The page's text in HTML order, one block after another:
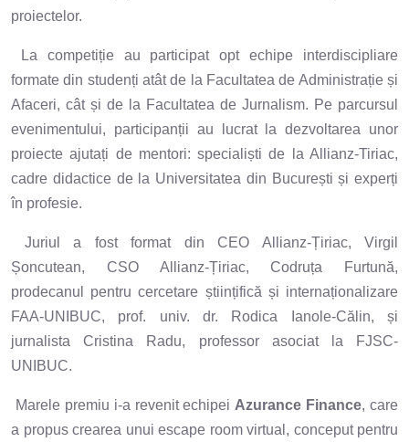
proiectelor.
La competiție au participat opt echipe interdiscipliare
formate din studenți atât de la Facultatea de Administrație și
Afaceri, cât și de la Facultatea de Jurnalism. Pe parcursul
evenimentului, participanții au lucrat la dezvoltarea unor
proiecte ajutați de mentori: specialiști de la Allianz-Tiriac,
cadre didactice de la Universitatea din București și experți
în profesie.
Juriul a fost format din CEO Allianz-Țiriac, Virgil
Șoncutean, CSO Allianz-Țiriac, Codruța Furtună,
prodecanul pentru cercetare științifică și internaționalizare
FAA-UNIBUC, prof. univ. dr. Rodica Ianole-Călin, și
jurnalista Cristina Radu, professor asociat la FJSC-
UNIBUC.
Marele premiu i-a revenit echipei Azurance Finance, care
a propus crearea unui escape room virtual, conceput pentru